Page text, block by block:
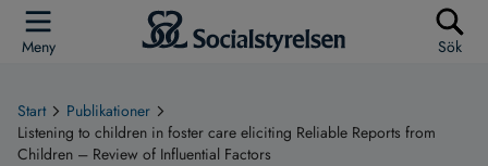
Meny Sök
Start
Publikationer
Listening to children in foster care eliciting Reliable Reports from
Children – Review of Influential Factors